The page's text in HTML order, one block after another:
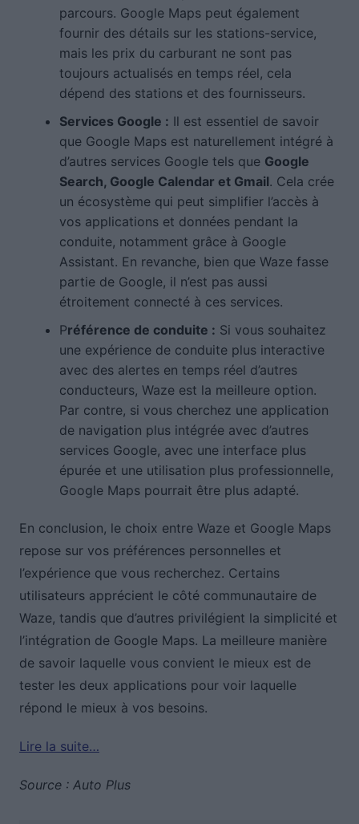
parcours. Google Maps peut également
fournir des détails sur les stations-service,
mais les prix du carburant ne sont pas
toujours actualisés en temps réel, cela
dépend des stations et des fournisseurs.
Services Google : Il est essentiel de savoir
que Google Maps est naturellement intégré à
d’autres services Google tels que Google
Search, Google Calendar et Gmail. Cela crée
un écosystème qui peut simplifier l’accès à
vos applications et données pendant la
conduite, notamment grâce à Google
Assistant. En revanche, bien que Waze fasse
partie de Google, il n’est pas aussi
étroitement connecté à ces services.
Préférence de conduite : Si vous souhaitez
une expérience de conduite plus interactive
avec des alertes en temps réel d’autres
conducteurs, Waze est la meilleure option.
Par contre, si vous cherchez une application
de navigation plus intégrée avec d’autres
services Google, avec une interface plus
épurée et une utilisation plus professionnelle,
Google Maps pourrait être plus adapté.
En conclusion, le choix entre Waze et Google Maps
repose sur vos préférences personnelles et
l’expérience que vous recherchez. Certains
utilisateurs apprécient le côté communautaire de
Waze, tandis que d’autres privilégient la simplicité et
l’intégration de Google Maps. La meilleure manière
de savoir laquelle vous convient le mieux est de
tester les deux applications pour voir laquelle
répond le mieux à vos besoins.
Lire la suite…
Source : Auto Plus